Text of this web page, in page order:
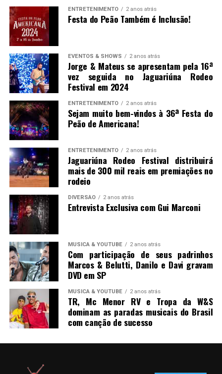
ENTRETENIMENTO 2 anos atrás
Festa do Peão Também é Inclusão!
EVENTOS & SHOWS 2 anos atrás
Jorge & Mateus se apresentam pela 16ª
vez seguida no Jaguariúna Rodeo
Festival em 2024
ENTRETENIMENTO 2 anos atrás
Sejam muito bem-vindos à 36ª Festa do
Peão de Americana!
ENTRETENIMENTO 2 anos atrás
Jaguariúna Rodeo Festival distribuirá
mais de 300 mil reais em premiações no
rodeio
DIVERSÃO 2 anos atrás
Entrevista Exclusiva com Gui Marconi
MUSICA & YOUTUBE 2 anos atrás
Com participação de seus padrinhos
Marcos & Belutti, Danilo e Davi gravam
DVD em SP
MUSICA & YOUTUBE 2 anos atrás
TR, Mc Menor RV e Tropa da W&S
dominam as paradas musicais do Brasil
com canção de sucesso